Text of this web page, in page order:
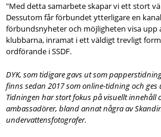
"Med detta samarbete skapar vi ett stort
Dessutom får förbundet ytterligare en
förbundsnyheter och möjligheten visa upp
klubbarna, inramat i ett väldigt trevligt
ordförande i SSDF.
DYK, som tidigare gavs ut som
finns sedan 2017 som online-tidning och ges
Tidningen har stort fokus på visuellt innehåll
ambassadörer, bland annat några av
undervattensfotografer.